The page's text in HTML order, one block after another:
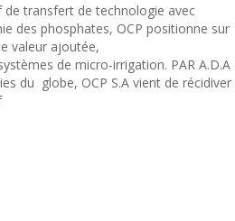
de transfert de technologie avec
des phosphates, OCP positionne sur
valeur ajoutée,
de micro-irrigation. PAR A.D.A
du globe, OCP S.A vient de récidiver